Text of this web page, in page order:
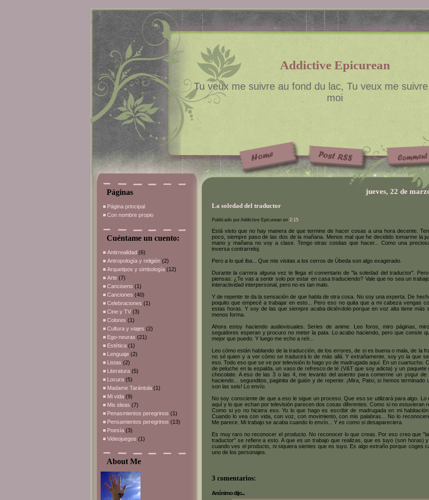
Addictive Epicurean
Tu veux me suivre au fond du lac, Tu veux me
moi
Páginas
Página principal
Con nombre propio
Cuéntame un cuento:
Antirrealidad (6)
Antropología y religión (2)
Arquetipos y simbología (12)
Arte (7)
Cancioens (1)
Canciones (40)
Celebraciones (1)
Cine y TV (3)
Colores (1)
Cultura y viajes (2)
Ego-neuras (21)
Estética (1)
Lenguaje (2)
Listas (2)
Literatura (5)
Locura (5)
Madame Tarántula (1)
Mi vida (9)
Mis ideas (7)
Penasmientos peregrinos (1)
Pensamientos peregrinos (13)
Poesía (3)
Videojuegos (1)
About Me
jueves, 22 de
La soledad del traductor
Publicado por Addictive Epicurean en 2:15
Está visto que no hay manera de que termine de hacer cosas a una hora decente.
poco, siempre paso de las dos de la mañana. Menos mal que he decidido tomarme la
mano y mañana no voy a clase. Tengo otras cositas que hacer... Como una
inversa contrarreloj.
Pero a lo qué iba... Que mis visitas a los cerros de Úbeda son algo exagerado.
Durante la carrera alguna vez te llega el comentario de "la soledad del traductor".
piensas: ¿Te vas a sentir solo por estar en casa traduciendo? Vale que no sea un
interactividad interpersonal, pero no es tan malo.
Y de repente te da la sensación de que habla de otra cosa. No soy una experta. De
poquito que empecé a trabajar en esto... Pero eso no quita que a mi cabeza vengas
estas horas. Y soy de las que siempre acaba diciéndolo porque en voz alta tiene más
menos forma.
Ahora estoy haciendo audiovisuales. Series de anime. Leo foros, miro páginas,
seguidores esperan y procuro no meter la pata. Lo acabo haciendo, pero que conste
mejor que puedo. Y luego me echo a reír...
Leo cómo están hablando de la traducción, de los errores, de si es buena o mala, de la
no sé quien y a ver cómo se traducirá lo de más allá. Y extrañamente, soy yo la que
eso. Todo eso que se ve por televisión lo hago yo de madrugada aquí. En un cuartucho.
de peluche en la espalda, un vaso de refresco de té (V&T que soy adicta) y un paquete
chocolate. A eso de las 3 o las 4, me levanto del asiento para comerme un yogur de
haciendo... segunditos, paginita de guión y de repente: ¡Mira, Patxi, si hemos terminado
son las seis! Lo envío.
No soy consciente de que a eso le sigue un proceso. Que eso se utilizará para algo. Lo
aquí y lo que echan por televisión parecen dos cosas diferentes. Como si no estuvieran
Como si yo no hiciera eso. Yo lo que hago es escribir de madrugada en mi habitación.
Cuando lo vea con vida, con voz, con movimiento, con mis palabras... No lo
Me parece. Mi trabajo se acaba cuando lo envío... Y es como si desapareciera.
Es muy raro no reconocer el producto. No reconocer lo que creas. Por eso creo que
traductor" se refiere a esto. A que es un trabajo que realizas, que es tuyo (son horas) y
cuando ves el producto, ni siquiera sientes que es tuyo. Es algo extraño porque coges
uno de los personajes.
3 comentarios:
Anónimo dijo...